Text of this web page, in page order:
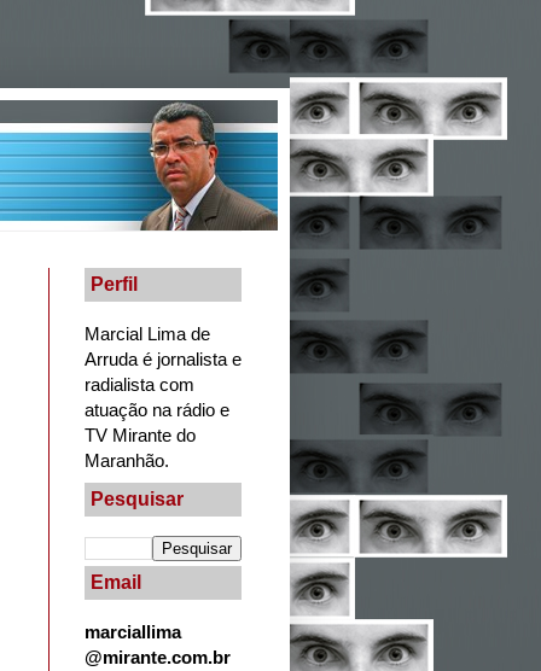
Perfil
Marcial Lima de
Arruda é jornalista e
radialista com
atuação na rádio e
TV Mirante do
Maranhão.
Pesquisar
Email
marciallima
@mirante.com.br